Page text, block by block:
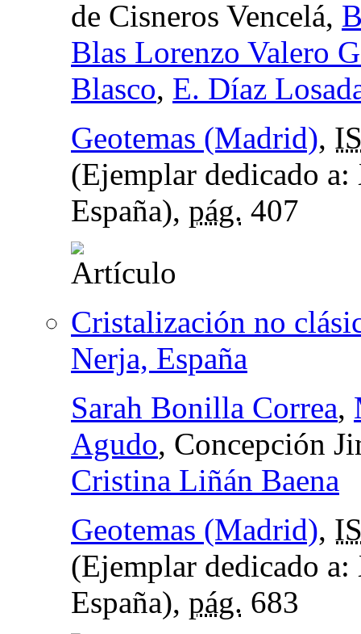
de Cisneros Vencelá,
Blas Lorenzo Valero
Blasco, E. Díaz
Geotemas (Madrid),
(Ejemplar dedicado
España), pág. 407
Cristalización no
Nerja, España
Sarah Bonilla Correa,
Agudo, Concepción
Cristina Liñán Baena
Geotemas (Madrid),
(Ejemplar dedicado
España), pág. 683